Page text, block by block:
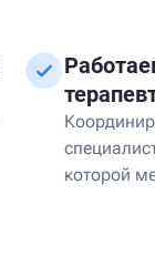
которой